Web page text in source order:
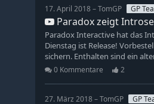
17. April 2018 – TomGP GP
Paradox zeigt
Paradox Interactive hat das
Dienstag ist Release!
sichern. Enthalten sind ein
0 Kommentare 2
27. März 2018 – TomGP GP